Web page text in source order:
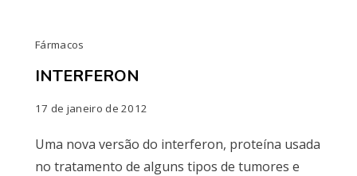
Fármacos
INTERFERON
17 de janeiro de 2012
Uma nova versão do interferon, proteína usada
no tratamento de alguns tipos de tumores e